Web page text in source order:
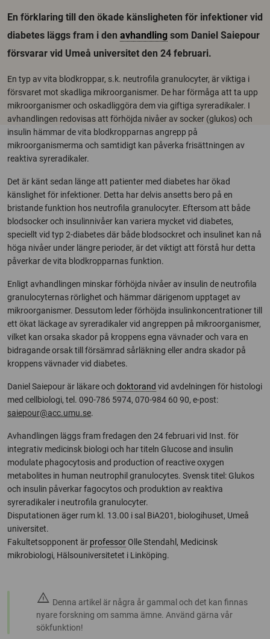
En förklaring till den ökade känsligheten för infektioner vid
diabetes läggs fram i den avhandling som Daniel Saiepour
försvarar vid Umeå universitet den 24 februari.
En typ av vita blodkroppar, s.k. neutrofila granulocyter, är viktiga i
försvaret mot skadliga mikroorganismer. De har förmåga att ta upp
mikroorganismer och oskadliggöra dem via giftiga syreradikaler. I
avhandlingen redovisas att förhöjda nivåer av socker (glukos) och
insulin hämmar de vita blodkropparnas angrepp på
mikroorganismerma och samtidigt kan påverka frisättningen av
reaktiva syreradikaler.
Det är känt sedan länge att patienter med diabetes har ökad
känslighet för infektioner. Detta har delvis ansetts bero på en
bristande funktion hos neutrofila granulocyter. Eftersom att både
blodsocker och insulinnivåer kan variera mycket vid diabetes,
speciellt vid typ 2-diabetes där både blodsockret och insulinet kan nå
höga nivåer under längre perioder, är det viktigt att förstå hur detta
påverkar de vita blodkropparnas funktion.
Enligt avhandlingen minskar förhöjda nivåer av insulin de neutrofila
granulocyternas rörlighet och hämmar därigenom upptaget av
mikroorganismer. Dessutom leder förhöjda insulinkoncentrationer till
ett ökat läckage av syreradikaler vid angreppen på mikroorganismer,
vilket kan orsaka skador på kroppens egna vävnader och vara en
bidragande orsak till försämrad sårläkning eller andra skador på
kroppens vävnader vid diabetes.
Daniel Saiepour är läkare och doktorand vid avdelningen för histologi
med cellbiologi, tel. 090-786 5974, 070-984 60 90, e-post:
saiepour@acc.umu.se.
Avhandlingen läggs fram fredagen den 24 februari vid Inst. för
integrativ medicinsk biologi och har titeln Glucose and insulin
modulate phagocytosis and production of reactive oxygen
metabolites in human neutrophil granulocytes. Svensk titel: Glukos
och insulin påverkar fagocytos och produktion av reaktiva
syreradikaler i neutrofila granulocyter.
Disputationen äger rum kl. 13.00 i sal BiA201, biologihuset, Umeå
universitet.
Fakultetsopponent är professor Olle Stendahl, Medicinsk
mikrobiologi, Hälsouniversitetet i Linköping.
warning Denna artikel är några år gammal och det kan finnas
nyare forskning om samma ämne. Använd gärna vår
sökfunktion!